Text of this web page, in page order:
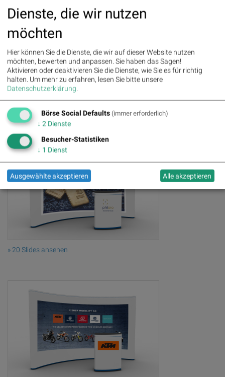
» 12 Slides ansehen
» 20 Slides ansehen
Dienste, die wir nutzen
möchten
Hier können Sie die Dienste, die wir auf dieser Website nutzen
möchten, bewerten und anpassen. Sie haben das Sagen!
Aktivieren oder deaktivieren Sie die Dienste, wie Sie es für richtig
halten. Um mehr zu erfahren, lesen Sie bitte unsere
Datenschutzerklärung.
Börse Social Defaults (immer erforderlich)
↓ 2 Dienste
Besucher-Statistiken
↓ 1 Dienst
Ausgewählte akzeptieren Alle akzeptieren